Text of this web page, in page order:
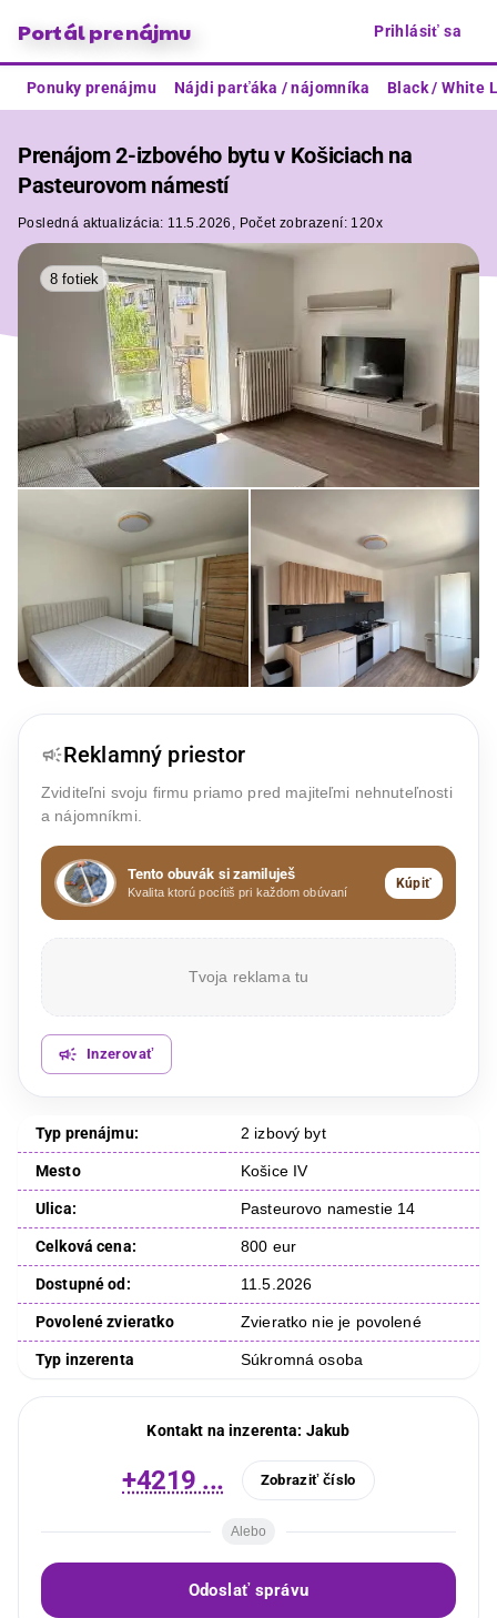
Portál prenájmu Prihlásiť sa
Ponuky prenájmu Nájdi parťáka / nájomníka Black / White
Prenájom 2-izbového bytu v Košiciach na
Pasteurovom námestí
Posledná aktualizácia: 11.5.2026, Počet zobrazení: 120x
8 fotiek
Reklamný priestor
Zviditeľni svoju firmu priamo pred majiteľmi nehnuteľnosti
a nájomníkmi.
Tento obuvák si zamiluješ
Kvalita ktorú pocítiš pri každom obúvaní
Kúpiť
Tvoja reklama tu
Inzerovať
Typ prenájmu: 2 izbový byt
Mesto Košice IV
Ulica: Pasteurovo namestie 14
Celková cena: 800 eur
Dostupné od: 11.5.2026
Povolené zvieratko Zvieratko nie je povolené
Typ inzerenta Súkromná osoba
Kontakt na inzerenta: Jakub
+4219 ... Zobraziť číslo
Alebo
Odoslať správu